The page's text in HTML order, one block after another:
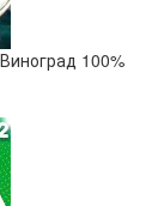
100%